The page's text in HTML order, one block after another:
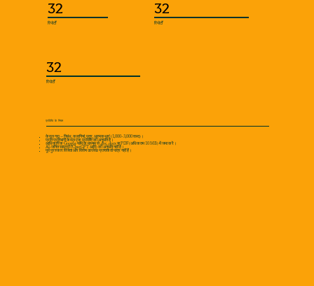
32
रिपोर्टों
32
रिपोर्टों
प्रविष्टि के नियम
केवल गद्य — निबंध, कहानियां, पत्र, आत्मकथाएं (1,000–3,000 शब्द)।
प्रति प्रतिभागी केवल एक प्रविष्टि की अनुमति है।
आधिकारिक Google फॉर्म के माध्यम से .doc, .docx या PDF (अधिकतम 10 MB) में जमा करें।
AI-जनित सामग्री (ChatGPT आदि) की अनुमति नहीं है।
पूर्व पुरस्कार विजेता और विशेष उल्लेख प्राप्तकर्ता पात्र नहीं हैं।
32
रिपोर्टों